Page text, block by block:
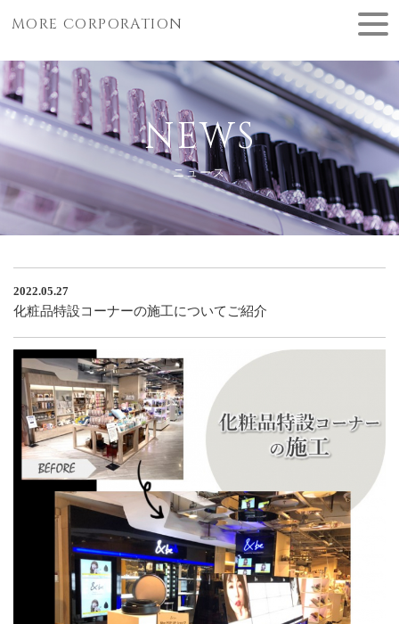
MORE CORPORATION
NEWS
ニュース
2022.05.27
化粧品特設コーナーの施工についてご紹介